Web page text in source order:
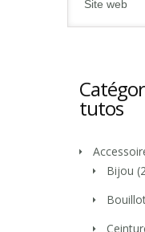
tutos
Bijou